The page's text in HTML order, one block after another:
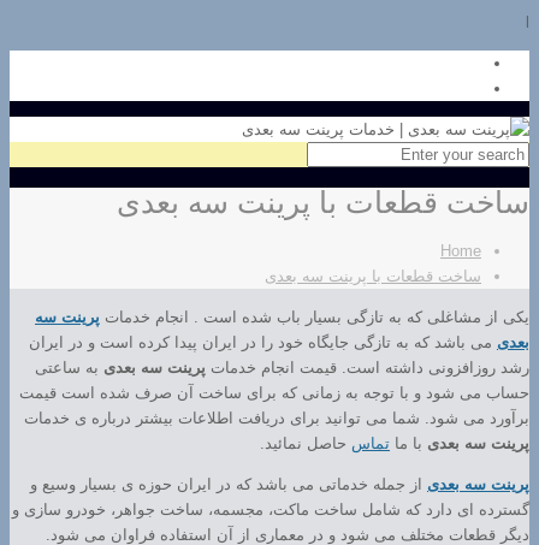
ساخت قطعات با پرینت سه بعدی
Home
ساخت قطعات با پرینت سه بعدی
یکی از مشاغلی که به تازگی بسیار باب شده است . انجام خدمات پرینت سه
بعدی می باشد که به تازگی جایگاه خود را در ایران پیدا کرده است و در ایران
رشد روزافزونی داشته است. قیمت انجام خدمات پرینت سه بعدی به ساعتی
حساب می شود و با توجه به زمانی که برای ساخت آن صرف شده است قیمت
برآورد می شود. شما می توانید برای دریافت اطلاعات بیشتر درباره ی خدمات
پرینت سه بعدی با ما تماس حاصل نمائید.
پرینت سه بعدی از جمله خدماتی می باشد که در ایران حوزه ی بسیار وسیع و
گسترده ای دارد که شامل ساخت ماکت، مجسمه، ساخت جواهر، خودرو سازی و
دیگر قطعات مختلف می شود و در معماری از آن استفاده فراوان می شود.